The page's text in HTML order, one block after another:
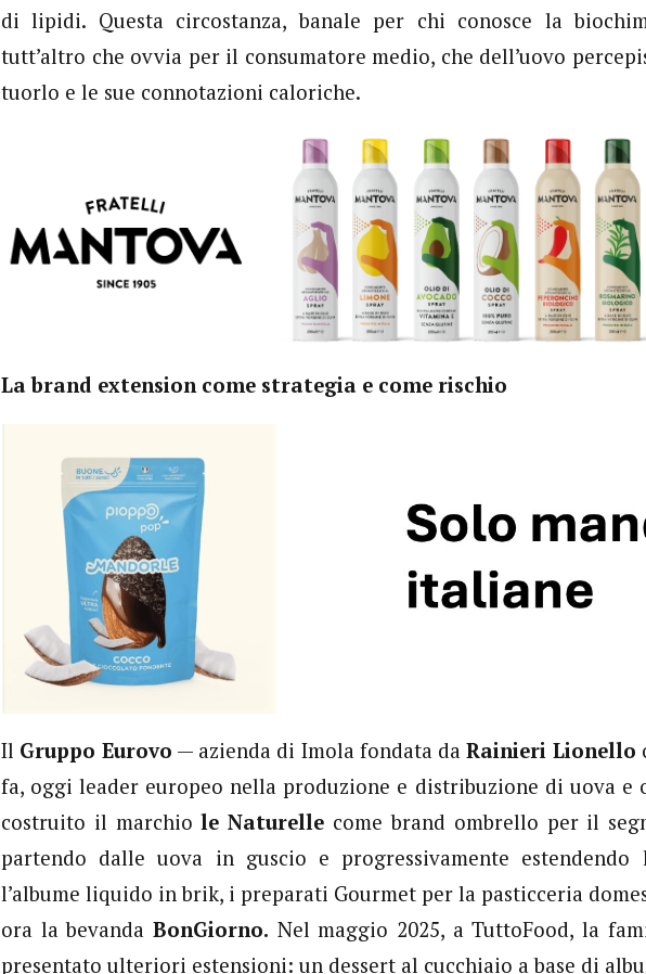
di lipidi. Questa circostanza, banale per chi conosce la
tutt’altro che ovvia per il consumatore medio, che dell’uovo
tuorlo e le sue connotazioni caloriche.
La brand extension come strategia e come rischio
Il Gruppo Eurovo — azienda di Imola fondata daRainieri Lionello
fa, oggi leader europeo nella produzione e distribuzione di uova e
costruito il marchiole Naturelle come brand ombrello per il
partendo dalle uova in guscio e progressivamente estendendo
l’albume liquido in brik, i preparati Gourmet per la pasticceria
ora la bevanda BonGiorno. Nel maggio 2025, a TuttoFood, la
presentato ulteriori estensioni: un dessert al cucchiaio a base di